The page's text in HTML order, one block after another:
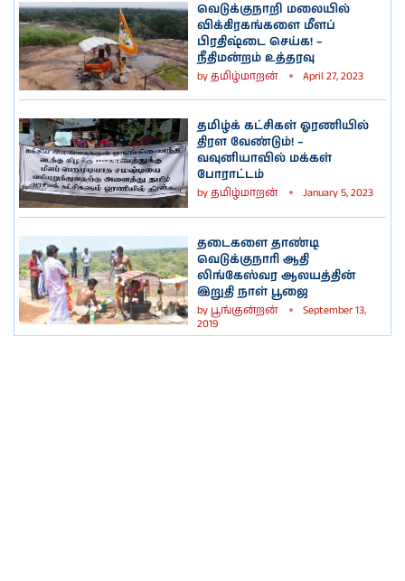
வெடுக்குநாறி மலையில்
விக்கிரகங்களை மீளப்
பிரதிஷ்டை செய்க! –
நீதிமன்றம் உத்தரவு
byதமிழ்மாறன் April 27, 2023
தமிழ்க் கட்சிகள் ஓரணியில்
திரள வேண்டும்! –
வவுனியாவில் மக்கள்
போராட்டம்
byதமிழ்மாறன் January 5, 2023
தடைகளை தாண்டி
வெடுக்குநாரி ஆதி
லிங்கேஸ்வர ஆலயத்தின்
இறுதி நாள் பூஜை
by பூங்குன்றன்
September 13,
2019